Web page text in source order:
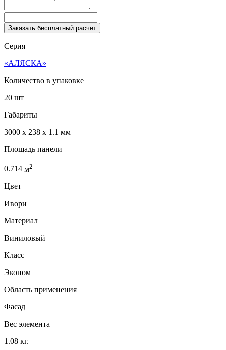
Заказать бесплатный расчет
Серия
«АЛЯСКА»
Количество в упаковке
20 шт
Габариты
3000 x 238 x 1.1 мм
Площадь панели
0.714 м2
Цвет
Ивори
Материал
Виниловый
Класс
Эконом
Область применения
Фасад
Вес элемента
1.08 кг.